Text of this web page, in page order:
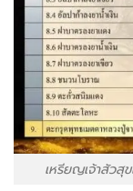
เหรียญเจ้าสัวสุ